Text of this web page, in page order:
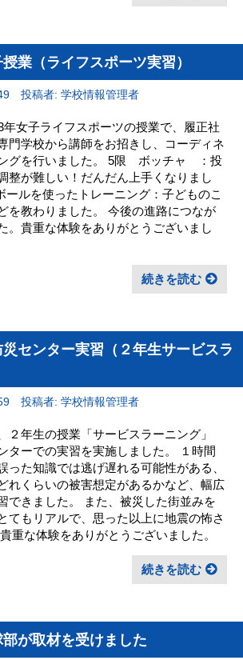
業（ライフスポーツ実習）
投稿者: 学校情報管理者
年女子ライフスポーツの授業で、履正社
門学校から講師をお招きし、コーディネ
グを行いました。 5限 ボッチャ ：投
整が難しい！だんだん上手くなりまし
ルを使ったトレーニング：子どものこ
を教わりました。 今後の進路につなが
。貴重な体験をありがとうございまし
続きを読む
センター実習（２年生サービスラ
投稿者: 学校情報管理者
２年生の授業「サービスラーニング」
ターでの実習を実施しました。 １時間
った知識では逃げ遅れる可能性がある、
れくらいの被害想定があるかなど、幅広
できました。 また、被災した街並みを
てもリアルで、思った以上に地震の怖さ
重な体験をありがとうございました。
続きを読む
が取材を受けました